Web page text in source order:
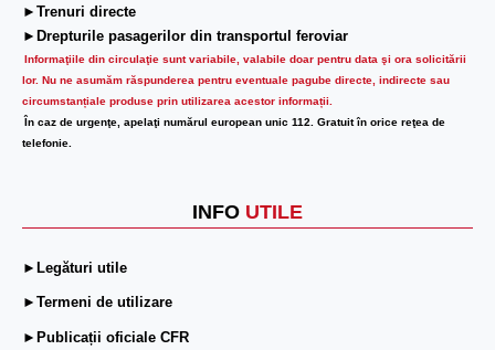
►Trenuri directe
►Drepturile pasagerilor din transportul feroviar
Informaţiile din circulaţie sunt variabile, valabile doar pentru data şi ora solicitării
lor. Nu ne asumăm răspunderea pentru eventuale pagube directe, indirecte sau
circumstanțiale produse prin utilizarea acestor informații.
În caz de urgenţe, apelaţi numărul european unic 112. Gratuit în orice reţea de
telefonie.
INFO UTILE
►Legături utile
►Termeni de utilizare
►Publicații oficiale CFR